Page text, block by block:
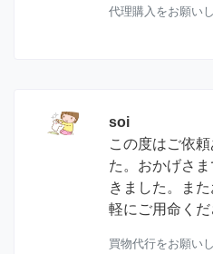
代理購入をお願いし
soi
この度はご依
た。おかげさ
きました。ま
軽にご用命くだ
買物代行をお願いし